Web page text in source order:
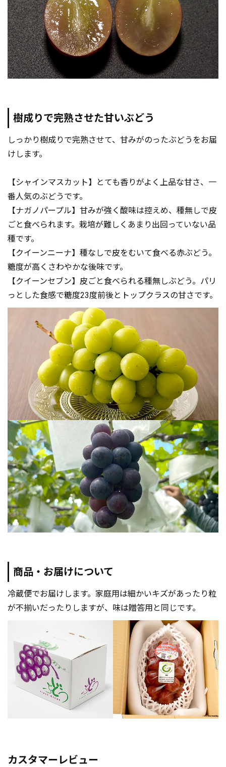
樹成りで完熟させた甘いぶどう
しっかり樹成りで完熟させて、甘みがのったぶどうをお届
けします。
【シャインマスカット】とても香りがよく上品な甘さ、一
番人気のぶどうです。
【ナガノパープル】甘みが強く酸味は控えめ、種無しで皮
ごと食べられます。栽培が難しくあまり出回っていない品
種です。
【クイーンニーナ】種なしで皮をむいて食べる赤ぶどう。
糖度が高くさわやかな後味です。
【クイーンセブン】皮ごと食べられる種無しぶどう。パリ
っとした食感で糖度23度前後とトップクラスの甘さです。
商品・お届けについて
冷蔵便でお届けします。家庭用は細かいキズがあったり粒
が不揃いだったりしますが、味は贈答用と同じです。
カスタマーレビュー